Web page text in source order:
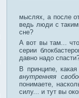
мыслях, а после
ведь люди с
сне?
А вот вы там...
серии
давно надо
В принципе,
внутренняя
понимаете,
силу... и тут вы